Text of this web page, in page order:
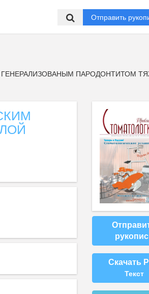
Отправить
ПАРОДОНТИТОМ
Скачать
Текст